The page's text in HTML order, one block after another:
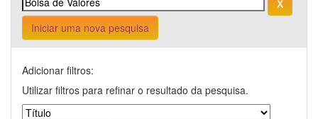
Iniciar uma nova pesquisa
Adicionar filtros:
Utilizar filtros para refinar o resultado da pesquisa.